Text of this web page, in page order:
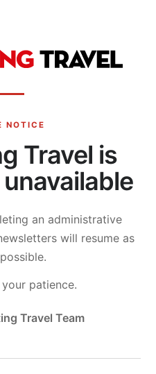
NOTICE
Travel is
an administrative
will resume as
patience.
Travel Team